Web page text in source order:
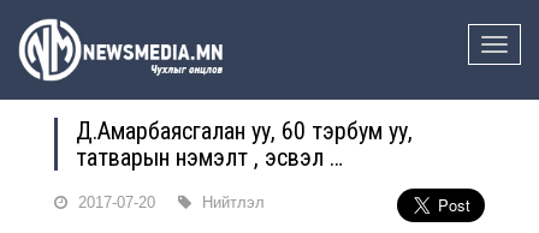
Toggle
Д.Амарбаясгалан уу, 60 тэрбум уу,
татварын нэмэлт үү, эсвэл …
2017-07-20 Нийтлэл